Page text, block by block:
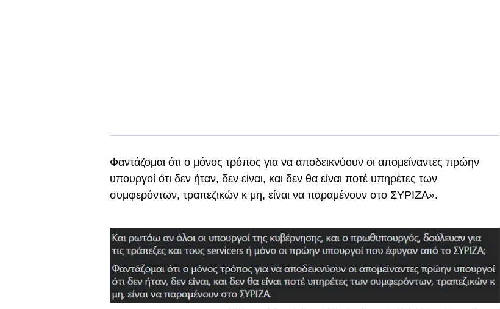
Φαντάζομαι ότι ο μόνος τρόπος για να αποδεικνύουν οι απομείναντες πρώην
υπουργοί ότι δεν ήταν, δεν είναι, και δεν θα είναι ποτέ υπηρέτες των
συμφερόντων, τραπεζικών κ μη, είναι να παραμένουν στο ΣΥΡΙΖΑ».